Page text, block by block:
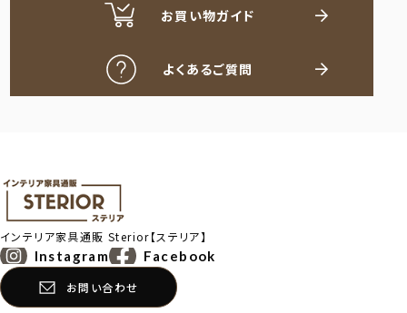
お買い物ガイド
よくあるご質問
インテリア家具通販Sterior【ステリア】
Instagram Facebook
お問い合わせ